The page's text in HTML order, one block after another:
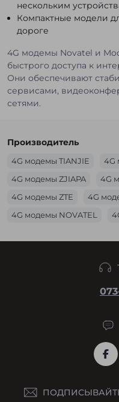
нескольким
Компактные модели
дороге
4G модемы Novatel и
быстрого доступа к
Они обеспечивают
сервисами,
сетями.
Производитель
4G модемы TIANJIE
4G
4G модемы ZJIAPA
4G
4G модемы ZTE
4G
4G модемы NOVATEL